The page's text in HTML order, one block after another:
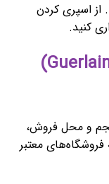
اسپری کردن
کنید.
قیمت و خرید عطر و ادکلن (Guerlain)
و محل فروش،
معتبر